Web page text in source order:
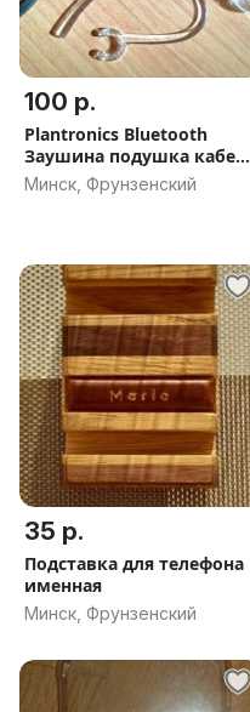
100 р.
Plantronics Bluetooth
Заушина подушка кабель
ОБМЕН
Минск, Фрунзенский
35 р.
Подставка для телефона
именная
Минск, Фрунзенский